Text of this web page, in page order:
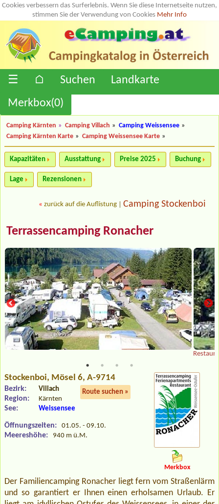
Cookies verbessern das Surferlebnis. Wenn Sie diese Internetseite nutzen,
stimmen Sie der Verwendung von Cookies Mehr Info
☰ ⌂ Suchen
Landkarte
Merkbox(0)
Camping Kärnten » Camping Villach » Camping Weissensee »
Camping Kärnten Karte » Camping Weissensee Karte »
Kapazitäten Ausstattung Preise 2025 Buchung
Lage Rezensionen
« zurück auf die Auflistung Camping Stockenboi
Terrassencamping Ronacher
Stockenboi, Mösel 6, A-9714
Route suchen »
Bezirk: Villach
Region: Kärnten
See: Weissensee
Öffnungszeiten: 01.05. - 09.10.
Meereshöhe: 940 m ü.M.
Merkbox
Der Familiencamping Ronacher liegt fern vom Straßenlärm
und so garantiert er Ihnen einen erholsamen Urlaub. Er